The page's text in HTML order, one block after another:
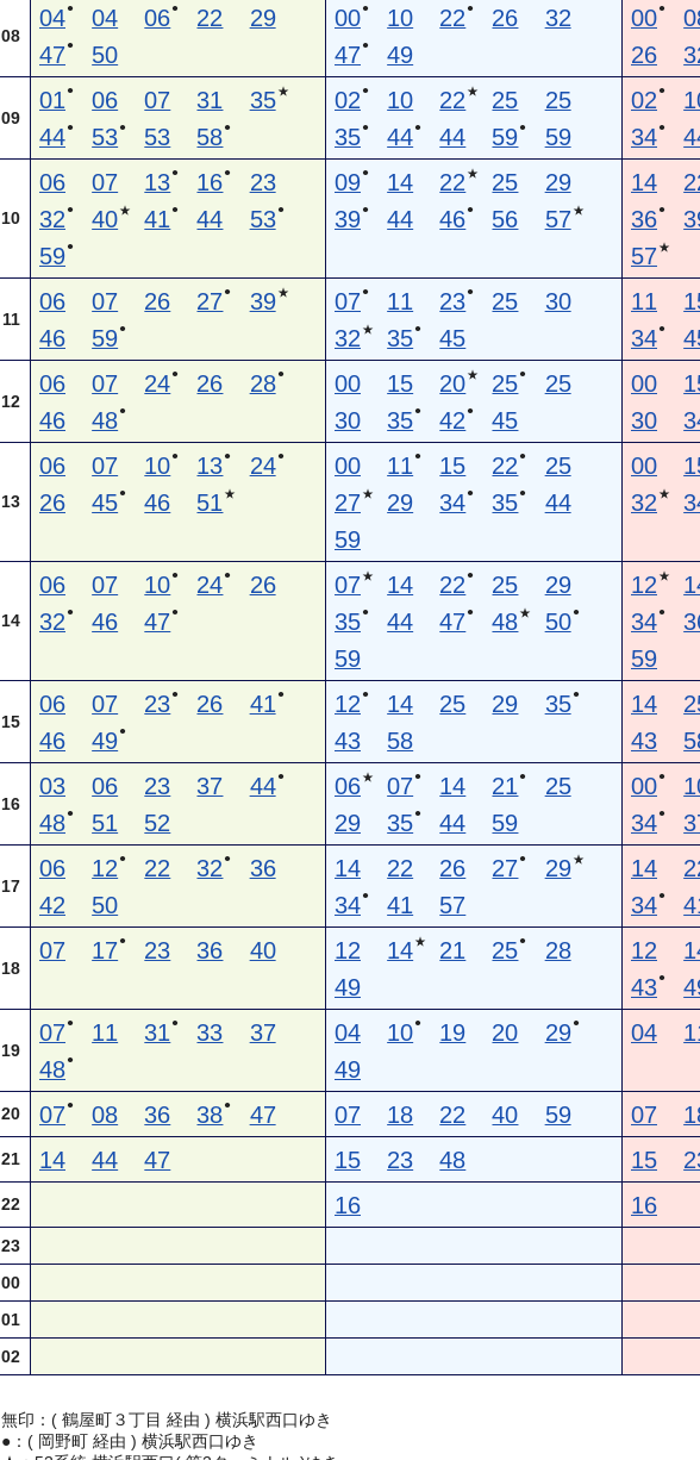
08
04● 04 06● 22
29
47● 50
00● 10 22 ● 26
32
47● 49
00●
26
09
01 ● 06 07 31 35 ★
44● 53● 53 58●
02 ● 10 22 ★ 25
25
35● 44● 44 59● 59
02 ●
34●
10
06 07 13● 16●
23
32 ● 40★ 41 ● 44 53 ●
59●
09● 14 22 ★ 25
29
39● 44 46● 56 57 ★
14
36●
57★
11
06 07 26 27● 39 ★
46 59●
07● 11 23● 25
30
32 ★ 35● 45
11
34●
12
06 07 24● 26 28 ●
46 48●
00 15 20★ 25●
25
30
35● 42 ● 45
00
30
13
06 07 10● 13● 24 ●
26 45● 46 51 ★
00 11 ● 15 22 ●
25
27★ 29 34● 35●
44
59
00
32 ★
14
06 07 10● 24●
26
32 ● 46 47●
07★ 14 22 ● 25
29
35● 44 47● 48★ 50 ●
59
12 ★
34●
59
15
06 07 23● 26 41 ●
46 49●
12 ● 14 25 29 35 ●
43 58
14
43
16
03 06 23 37 44 ●
48● 51 52
06★ 07● 14 21 ●
25
29
35● 44 59
00●
34●
17
06 12 ● 22 32 ●
36
42
50
14 22 26 27● 29 ★
34● 41 57
14
34●
18
07 17● 23 36 40 12 14★ 21 25●
28
49
12
43●
19
07● 11 31 ● 33
37
48●
04 10● 19 20 29 ●
49
04
20 07● 08 36 38● 47 07 18 22 40 59 07
21 14 44 47 15 23 48 15
22 16 16
23
00
01
02
無印：( 鶴屋町３丁目 経由 ) 横浜駅西口ゆき
●：( 岡野町 経由 ) 横浜駅西口ゆき